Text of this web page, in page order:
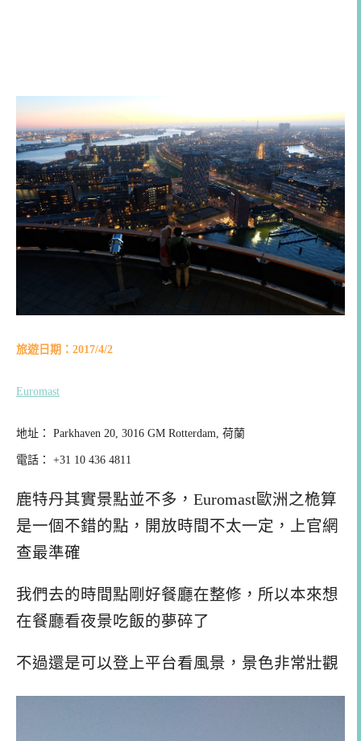
旅遊日期：2017/4/2
Euromast
地址： Parkhaven 20, 3016 GM Rotterdam, 荷蘭
電話： +31 10 436 4811
鹿特丹其實景點並不多，Euromast歐洲之桅算
是一個不錯的點，開放時間不太一定，上官網
查最準確
我們去的時間點剛好餐廳在整修，所以本來想
在餐廳看夜景吃飯的夢碎了
不過還是可以登上平台看風景，景色非常壯觀